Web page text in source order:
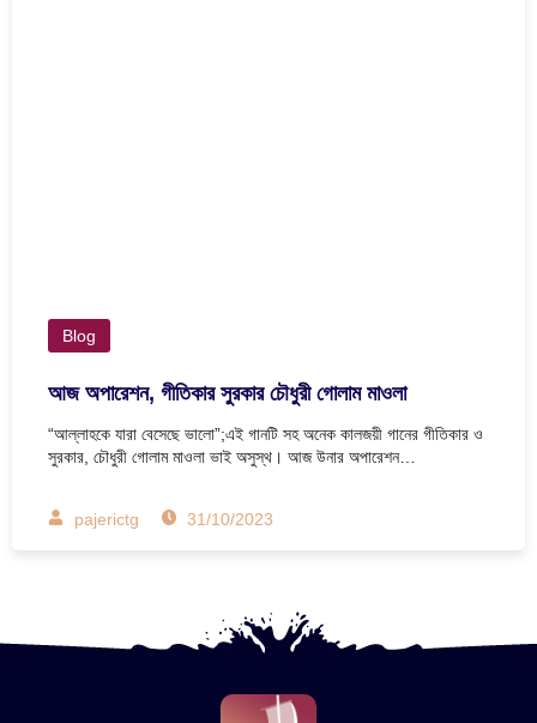
Blog
আজ অপারেশন, গীতিকার সুরকার চৌধুরী গোলাম মাওলা
“আল্লাহকে যারা বেসেছে ভালো”;এই গানটি সহ অনেক কালজয়ী গানের গীতিকার ও
সুরকার, চৌধুরী গোলাম মাওলা ভাই অসুস্থ। আজ উনার অপারেশন…
pajerictg 31/10/2023